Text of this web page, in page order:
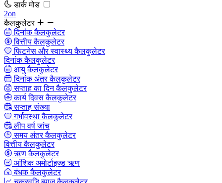
डार्क मोड
2on
कैलकुलेटर
दिनांक कैलकुलेटर
वित्तीय कैलकुलेटर
फिटनेस और स्वास्थ्य कैलकुलेटर
दिनांक कैलकुलेटर
आयु कैलकुलेटर
दिनांक अंतर कैलकुलेटर
सप्ताह का दिन कैलकुलेटर
कार्य दिवस कैलकुलेटर
सप्ताह संख्या
गर्भावस्था कैलकुलेटर
लीप वर्ष जांच
समय अंतर कैलकुलेटर
वित्तीय कैलकुलेटर
ऋण कैलकुलेटर
आंशिक अमोर्टाइज्ड ऋण
बंधक कैलकुलेटर